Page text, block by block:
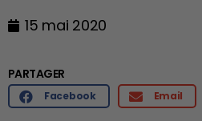
15 mai 2020
PARTAGER
Facebook Email